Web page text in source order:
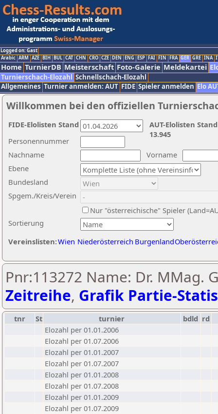
Logged on: Gast
Arabic ARM AZE BIH BUL CAT CHN CRO CZE DEN ENG ESP FAI FIN FRA GER GRE INA
Home TurnierDB Meisterschaft Foto-Galerie Meldekartei
Turnierschach-Elozahl Schnellschach-Elozahl
Allgemeines Turnier anmelden: AUT FIDE Spieler anmelden Elo
Willkommen bei den offiziellen
Nachname
Vorname
Ebene
Sortierung
Personennummer
Bundesland
Spgem./Kreis/Verein
Nur "österreichische" Spieler
Vereinslisten:Wien Niederösterreich Burgenland
AUT-Elolisten
13.945
FIDE-Elolisten Stand
Pnr:113272 Name: Dr. MMag.
Zeitreihe, Grafik Partie-
tnr St turnier bdld rd
Elozahl per 01.01.2006
Elozahl per 01.07.2006
Elozahl per 01.01.2007
Elozahl per 01.07.2007
Elozahl per 01.01.2008
Elozahl per 01.07.2008
Elozahl per 01.01.2009
Elozahl per 01.07.2009